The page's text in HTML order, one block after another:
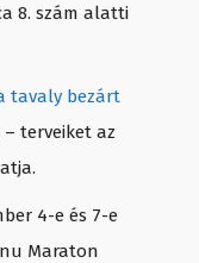
8. szám alatti
tavaly bezárt
– terveiket az
4-e és 7-e
Maraton